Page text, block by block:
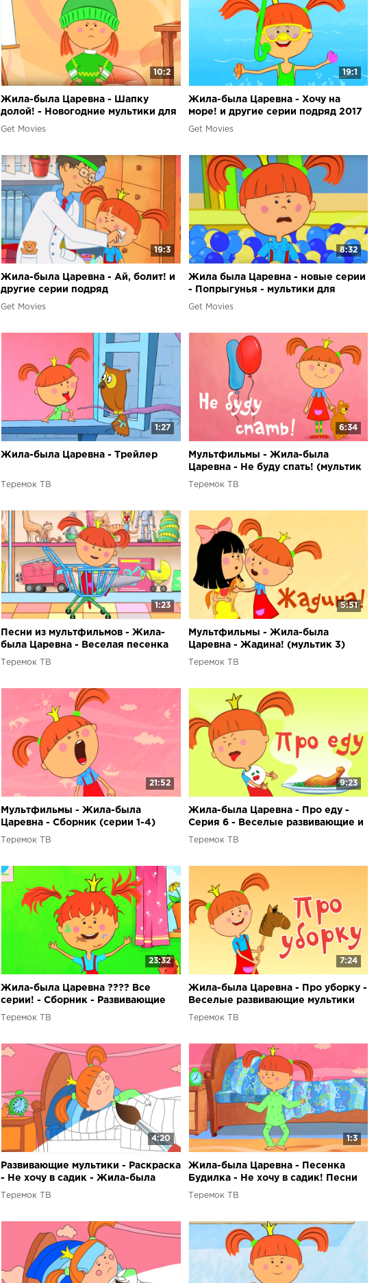
10:2
Жила-была Царевна - Шапку
долой! - Новогодние мультики для
детей
Get Movies
19:1
Жила-была Царевна - Хочу на
море! и другие серии подряд 2017
Get Movies
19:3
Жила-была Царевна - Ай, болит! и
другие серии подряд
Get Movies
8:32
Жила была Царевна - новые серии
- Попрыгунья - мультики для
девочек
Get Movies
1:27
Жила-была Царевна - Трейлер
Теремок ТВ
6:34
Мультфильмы - Жила-была
Царевна - Не буду спать! (мультик
1)
Теремок ТВ
1:23
Песни из мультфильмов - Жила-
была Царевна - Веселая песенка
про подарки
Теремок ТВ
5:51
Мультфильмы - Жила-была
Царевна - Жадина! (мультик 3)
Теремок ТВ
21:52
Мультфильмы - Жила-была
Царевна - Сборник (серии 1-4)
Теремок ТВ
9:23
Жила-была Царевна - Про еду -
Серия 6 - Веселые развивающие и
обучающие мультики
Теремок ТВ
23:32
Жила-была Царевна ???? Все
серии! - Сборник - Развивающие
мультики для детей
Теремок ТВ
7:24
Жила-была Царевна - Про уборку -
Веселые развивающие мультики
для детей
Теремок ТВ
4:20
Развивающие мультики - Раскраска
- Не хочу в садик - Жила-была
Царевна - Учим цвета с детьми
Теремок ТВ
1:3
Жила-была Царевна - Песенка
Будилка - Не хочу в садик! Песни
для детей из мультфильмов
Теремок ТВ